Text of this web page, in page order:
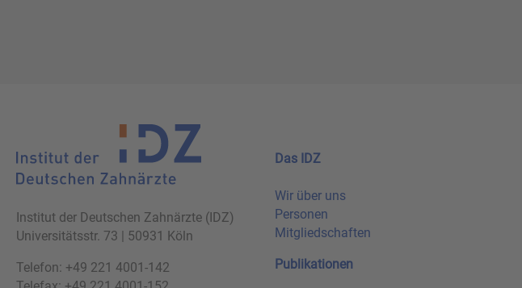
Institut der Deutschen Zahnärzte (IDZ)
Universitätsstr. 73 | 50931 Köln
Telefon: +49 221 4001-142
Das IDZ
Wir über uns
Personen
Mitgliedschaften
Publikationen